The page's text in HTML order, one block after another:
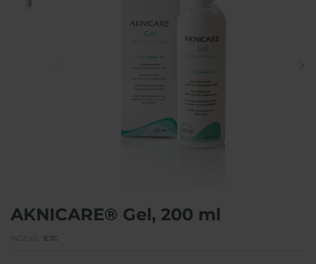
AKNICARE® Gel, 200 ml
INDEKS E7C